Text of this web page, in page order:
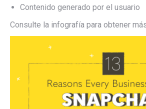
Contenido generado por el usuario
Consulte la infografía para obtener